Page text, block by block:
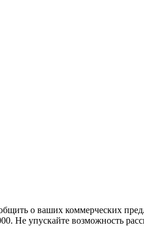
о ваших коммерческих
Не упускайте возможность